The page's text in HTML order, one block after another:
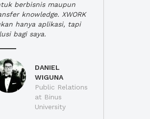
berbisnis maupun
knowledge. XWORK
hanya aplikasi, tapi
bagi saya.
DANIEL
WIGUNA
Public Relations
at Binus
University